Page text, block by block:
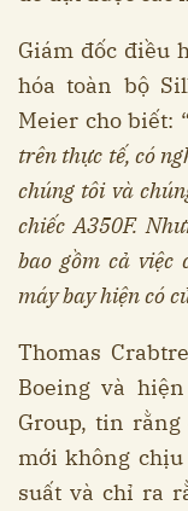
Giám đốc điều
hóa toàn bộ
Meier cho biết:
trên thực tế, có
chúng tôi và
chiếc A350F.
bao gồm cả việc
máy bay hiện có
Thomas
Boeing và
Group, tin
mới không
suất và chỉ ra